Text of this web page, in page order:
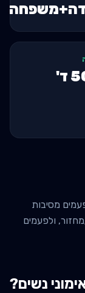
ד'
מסיבות
ולפעמים
נשים?